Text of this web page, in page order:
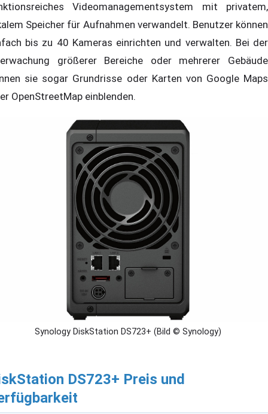
Videomanagementsystem mit privatem,
Speicher für Aufnahmen verwandelt. Benutzer können
bis zu 40 Kameras einrichten und verwalten. Bei der
größerer Bereiche oder mehrerer Gebäude
sie sogar Grundrisse oder Karten von Google Maps
OpenStreetMap einblenden.
Synology DiskStation DS723+ (Bild © Synology)
DS723+ Preis und